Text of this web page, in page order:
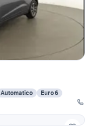
Automatico
Euro 6